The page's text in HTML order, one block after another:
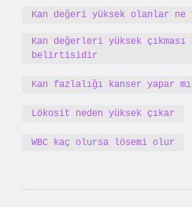
Kan değeri yüksek olanlar ne
Kan değerleri yüksek çıkması
belirtisidir
Kan fazlalığı kanser yapar mı
Lökosit neden yüksek çıkar
WBC kaç olursa lösemi olur